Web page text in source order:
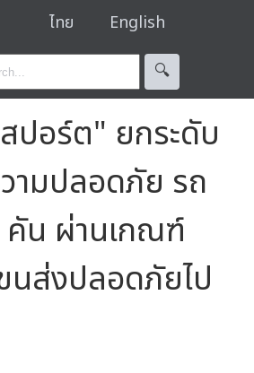
ไทย English
🔍︎
ปอร์ต" ยกระดับ
ามปลอดภัย รถ
น ผ่านเกณฑ์
นส่งปลอดภัยไป